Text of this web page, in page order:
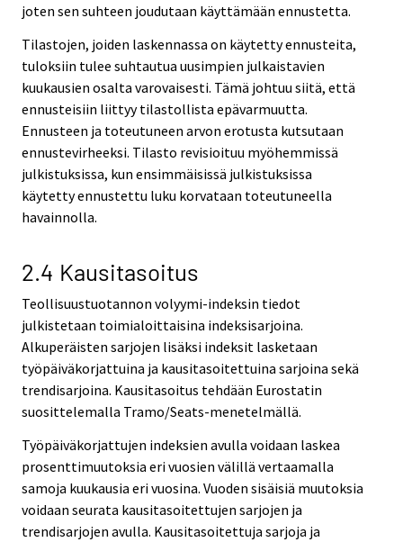
joten sen suhteen joudutaan käyttämään ennustetta.
Tilastojen, joiden laskennassa on käytetty ennusteita,
tuloksiin tulee suhtautua uusimpien julkaistavien
kuukausien osalta varovaisesti. Tämä johtuu siitä, että
ennusteisiin liittyy tilastollista epävarmuutta.
Ennusteen ja toteutuneen arvon erotusta kutsutaan
ennustevirheeksi. Tilasto revisioituu myöhemmissä
julkistuksissa, kun ensimmäisissä julkistuksissa
käytetty ennustettu luku korvataan toteutuneella
havainnolla.
2.4 Kausitasoitus
Teollisuustuotannon volyymi-indeksin tiedot
julkistetaan toimialoittaisina indeksisarjoina.
Alkuperäisten sarjojen lisäksi indeksit lasketaan
työpäiväkorjattuina ja kausitasoitettuina sarjoina sekä
trendisarjoina. Kausitasoitus tehdään Eurostatin
suosittelemalla Tramo/Seats-menetelmällä.
Työpäiväkorjattujen indeksien avulla voidaan laskea
prosenttimuutoksia eri vuosien välillä vertaamalla
samoja kuukausia eri vuosina. Vuoden sisäisiä muutoksia
voidaan seurata kausitasoitettujen sarjojen ja
trendisarjojen avulla. Kausitasoitettuja sarjoja ja